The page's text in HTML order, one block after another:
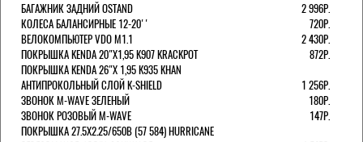
БАГАЖНИК ЗАДНИЙ OSTAND
2 996Р.
КОЛЕСА БАЛАНСИРНЫЕ 12-20''
720Р.
ВЕЛОКОМПЬЮТЕР VDO M1.1
2 430Р.
ПОКРЫШКА KENDA 20"Х1,95 K907 KRACKPOT
872Р.
ПОКРЫШКА KENDA 26"Х 1,95 K935 KHAN
АНТИПРОКОЛЬНЫЙ СЛОЙ K-SHIELD
1 256Р.
ЗВОНОК M-WAVE ЗЕЛЕНЫЙ
180Р.
ЗВОНОК РОЗОВЫЙ M-WAVE
147Р.
ПОКРЫШКА 27.5X2.25/650B (57 584) HURRICANE